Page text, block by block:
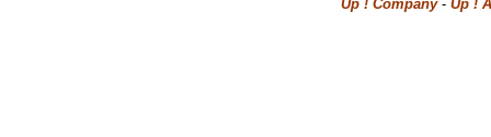
Up ! Company- Up !